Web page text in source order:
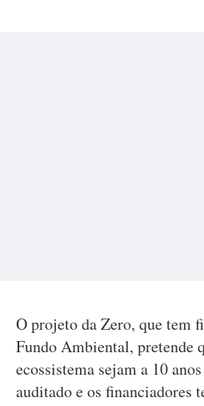
O projeto da Zero, que tem
Fundo Ambiental, pretende
ecossistema sejam a 10
auditado e os financiadores